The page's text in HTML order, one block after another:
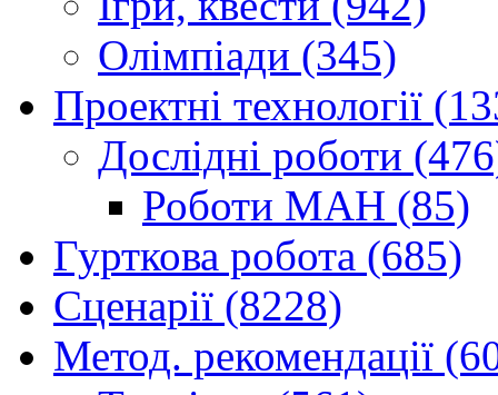
Олімпіади (345)
Проектні технології
Дослідні роботи
Роботи МАН (85)
Гурткова робота (685)
Сценарії (8228)
Метод. рекомендації